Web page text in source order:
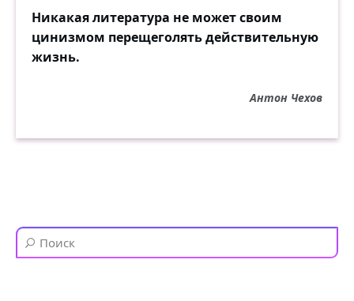
Никакая литература не может своим
цинизмом перещеголять действительную
жизнь.
Антон Чехов